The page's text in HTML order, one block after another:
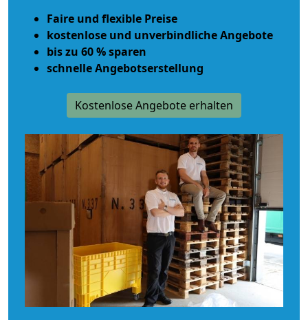
Faire und flexible Preise
kostenlose und unverbindliche Angebote
bis zu 60 % sparen
schnelle Angebotserstellung
Kostenlose Angebote erhalten